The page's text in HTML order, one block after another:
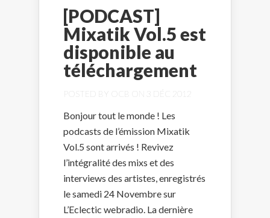
[PODCAST]
Mixatik Vol.5 est
disponible au
téléchargement
POSTED BY OCB ON 3 DÉC 2012
Bonjour tout le monde ! Les
podcasts de l’émission Mixatik
Vol.5 sont arrivés ! Revivez
l’intégralité des mixs et des
interviews des artistes, enregistrés
le samedi 24 Novembre sur
L’Eclectic webradio. La dernière